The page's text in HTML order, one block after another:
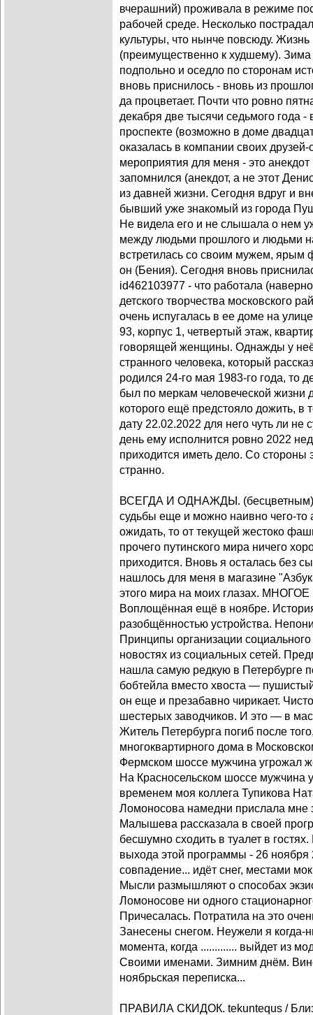
вчерашний) проживала в режиме
рабочей среде. Несколько
культуры, что нынче повсюду.
(преимущественно к худшему).
подпольно и оседло по сторонам
вновь приснилось - вновь из
да процветает. Почти что ровно
декабря две тысячи седьмого года
проспекте (возможно в доме
оказалась в компании своих
мероприятия для меня - это
запомнился (анекдот, а не этот
из давней жизни. Сегодня вдруг и
бывший уже знакомый из города
Не видела его и не слышала о нем
между людьми прошлого и людьми
встретилась со своим мужем,
он (Бения). Сегодня вновь
id462103977 - что работала
детского творчества московского
очень испугалась в ее доме на
93, корпус 1, четвертый этаж,
говорящей женщины. Однажды у неё
странного человека, который
родился 24-го мая 1983-го года, то
был по меркам человеческой жизни
которого ещё предстояло дожить,
дату 22.02.2022 для него чуть ли не
день ему исполнится ровно 2022
приходится иметь дело. Со стороны
странно.
ВСЕГДА И ОДНАЖДЫ. (бесцветным)
судьбы еще и можно наивно чего-то
ожидать, то от текущей жестоко
прочего путинского мира ничего
приходится. Вновь я осталась без
нашлось для меня в магазине
этого мира на моих глазах.
Воплощённая ещё в ноябре.
разобщённостью устройства.
Принципы организации
новостях из социальных сетей.
нашла самую редкую в Петербурге
бобтейла вместо хвоста —
он еще и презабавно чирикает.
шестерых заводчиков. И это — в
Житель Петербурга погиб после
многоквартирного дома в
Фермском шоссе мужчина угрожал
На Красносельском шоссе мужчина
временем моя коллега Тупикова
Ломоносова намедни прислала мне
Малышева рассказала в своей
бесшумно сходить в туалет в
выхода этой программы - 26 ноября
совпадение... идёт снег, местами
Мысли размышляют о способах
Ломоносове ни одного
Причесалась. Потратила на это
Занесены снегом. Неужели я когда-
момента, когда ............. выйдет из
Своими именами. Зимним днём.
ноябрьская переписка...
ПРАВИЛА СКИДОК. tekuntequs /